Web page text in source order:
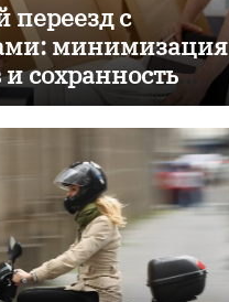
с
минимизация
и сохранность